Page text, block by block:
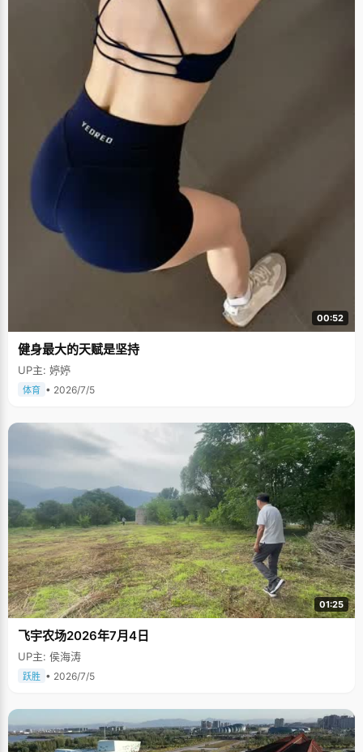
00:52
健身最大的天赋是坚持
UP主: 婷婷
体育 • 2026/7/5
01:25
飞宇农场2026年7月4日
UP主: 侯海涛
跃胜 • 2026/7/5